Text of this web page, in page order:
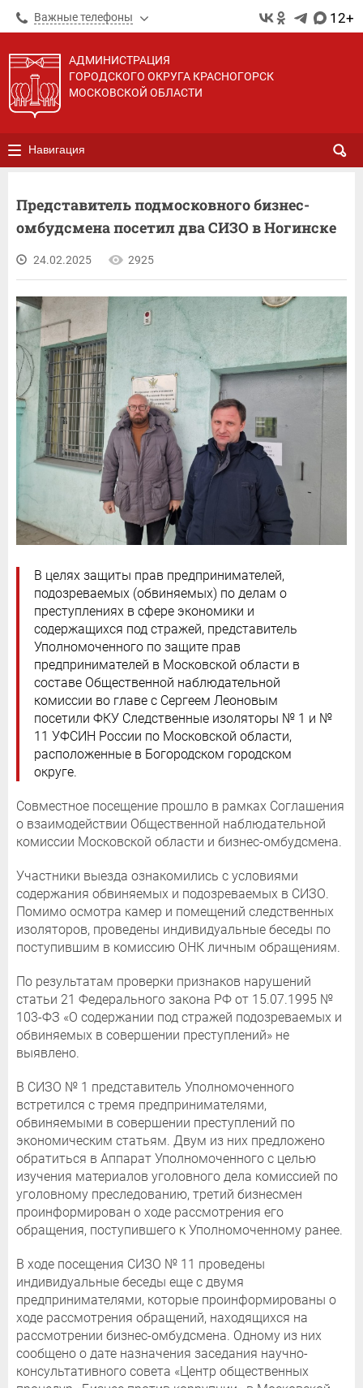
Важные телефоны 12+
АДМИНИСТРАЦИЯ
ГОРОДСКОГО ОКРУГА КРАСНОГОРСК
МОСКОВСКОЙ ОБЛАСТИ
Навигация
Представитель подмосковного бизнес-
омбудсмена посетил два СИЗО в Ногинске
24.02.2025 2925
В целях защиты прав предпринимателей,
подозреваемых (обвиняемых) по делам о
преступлениях в сфере экономики и
содержащихся под стражей, представитель
Уполномоченного по защите прав
предпринимателей в Московской области в
составе Общественной наблюдательной
комиссии во главе с Сергеем Леоновым
посетили ФКУ Следственные изоляторы № 1 и №
11 УФСИН России по Московской области,
расположенные в Богородском городском
округе.
Совместное посещение прошло в рамках Соглашения
о взаимодействии Общественной наблюдательной
комиссии Московской области и бизнес-омбудсмена.
Участники выезда ознакомились с условиями
содержания обвиняемых и подозреваемых в СИЗО.
Помимо осмотра камер и помещений следственных
изоляторов, проведены индивидуальные беседы по
поступившим в комиссию ОНК личным обращениям.
По результатам проверки признаков нарушений
статьи 21 Федерального закона РФ от 15.07.1995 №
103-ФЗ «О содержании под стражей подозреваемых и
обвиняемых в совершении преступлений» не
выявлено.
В СИЗО № 1 представитель Уполномоченного
встретился с тремя предпринимателями,
обвиняемыми в совершении преступлений по
экономическим статьям. Двум из них предложено
обратиться в Аппарат Уполномоченного с целью
изучения материалов уголовного дела комиссией по
уголовному преследованию, третий бизнесмен
проинформирован о ходе рассмотрения его
обращения, поступившего к Уполномоченному ранее.
В ходе посещения СИЗО № 11 проведены
индивидуальные беседы еще с двумя
предпринимателями, которые проинформированы о
ходе рассмотрения обращений, находящихся на
рассмотрении бизнес-омбудсмена. Одному из них
сообщено о дате назначения заседания научно-
консультативного совета «Центр общественных